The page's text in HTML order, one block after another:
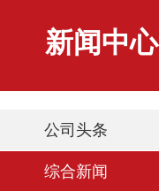
新闻中心
公司头条
综合新闻